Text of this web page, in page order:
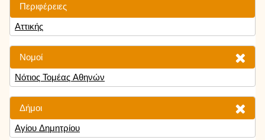
Περιφέρειες
Αττικής
Νομοί
Νότιος Τομέας Αθηνών
Δήμοι
Αγίου Δημητρίου